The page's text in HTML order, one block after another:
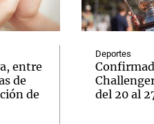
entre
de
de
Deportes
del 20 al